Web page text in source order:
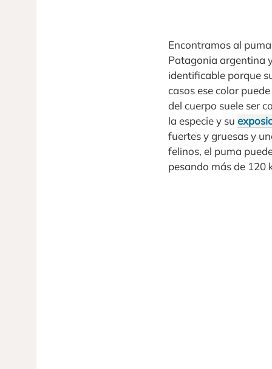
Encontramos al
Patagonia argentina
identificable porque
casos ese color
del cuerpo suele ser
la especie y su
fuertes y gruesas y
felinos, el puma
pesando más de 120